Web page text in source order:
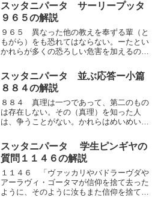
スッタニパータ サーリープッタ
９６５の解説
９６５ 異なった他の教えを奉ずる輩（と
もがら）をも恐れてはならない。ーたとい
かれらが多くの恐ろしい危害を加えるのを
危難にうち勝て。異なった他の教えを奉ず
る輩（ともがら）をも恐れてはならない。
ーたといかれ...
スッタニパータ 並ぶ応答ー小篇
８８４の解説
８８４ 真理は一つであって、第二のもの
は存在しない。その（真理）を知った人
は、争うことがない。かれらはめいめい異
諸々の〈道の人〉は同一の事を語らないの
である。道の人は、真理を様々な角度から
読み解くが、そ...
スッタニパータ 学生ピンギヤの
質問１１４６の解説
１１４６ 「ヴァッカリやバドラーヴダや
アーラヴィ・ゴータマが信仰を捨て去った
ように、そのように汝もまた信仰を捨て去